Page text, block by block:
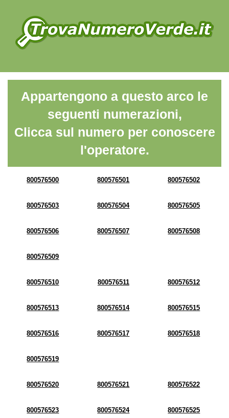
Appartengono a questo arco le
seguenti numerazioni,
Clicca sul numero per conoscere
l'operatore.
800576500 800576501 800576502
800576503 800576504 800576505
800576506 800576507 800576508
800576509
800576510 800576511 800576512
800576513 800576514 800576515
800576516 800576517 800576518
800576519
800576520 800576521 800576522
800576523 800576524 800576525